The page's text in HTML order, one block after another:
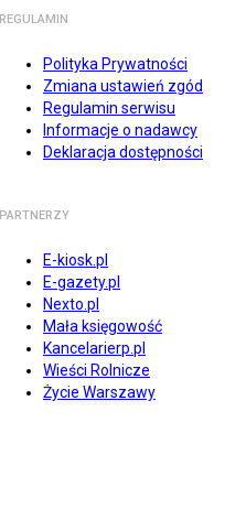
REGULAMIN
Polityka Prywatności
Zmiana ustawień zgód
Regulamin serwisu
Informacje o nadawcy
Deklaracja dostępności
PARTNERZY
E-kiosk.pl
E-gazety.pl
Nexto.pl
Mała księgowość
Kancelarierp.pl
Wieści Rolnicze
Życie Warszawy